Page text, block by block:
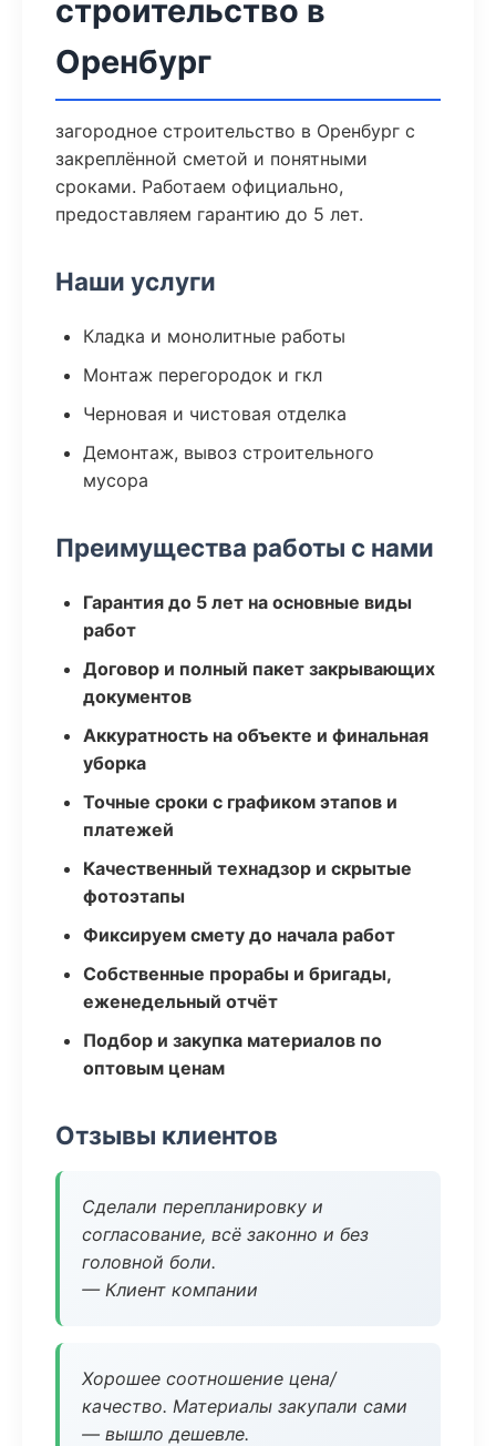
строительство в
Оренбург
загородное строительство в Оренбург с
закреплённой сметой и понятными
сроками. Работаем официально,
предоставляем гарантию до 5 лет.
Наши услуги
Кладка и монолитные работы
Монтаж перегородок и гкл
Черновая и чистовая отделка
Демонтаж, вывоз строительного
мусора
Преимущества работы с нами
Гарантия до 5 лет на основные виды
работ
Договор и полный пакет закрывающих
документов
Аккуратность на объекте и финальная
уборка
Точные сроки с графиком этапов и
платежей
Качественный технадзор и скрытые
фотоэтапы
Фиксируем смету до начала работ
Собственные прорабы и бригады,
еженедельный отчёт
Подбор и закупка материалов по
оптовым ценам
Отзывы клиентов
Сделали перепланировку и
согласование, всё законно и без
головной боли.
— Клиент компании
Хорошее соотношение цена/
качество. Материалы закупали сами
— вышло дешевле.